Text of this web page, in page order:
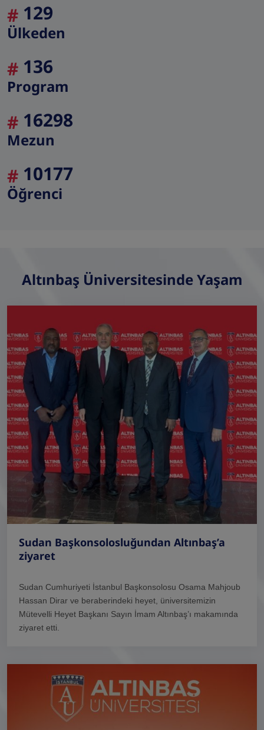
# 129
Ülkeden
# 136
Program
# 16298
Mezun
# 10177
Öğrenci
Altınbaş Üniversitesinde Yaşam
Sudan Başkonsolosluğundan Altınbaş’a
ziyaret
Sudan Cumhuriyeti İstanbul Başkonsolosu Osama Mahjoub
Hassan Dirar ve beraberindeki heyet, üniversitemizin
Mütevelli Heyet Başkanı Sayın İmam Altınbaş’ı makamında
ziyaret etti.